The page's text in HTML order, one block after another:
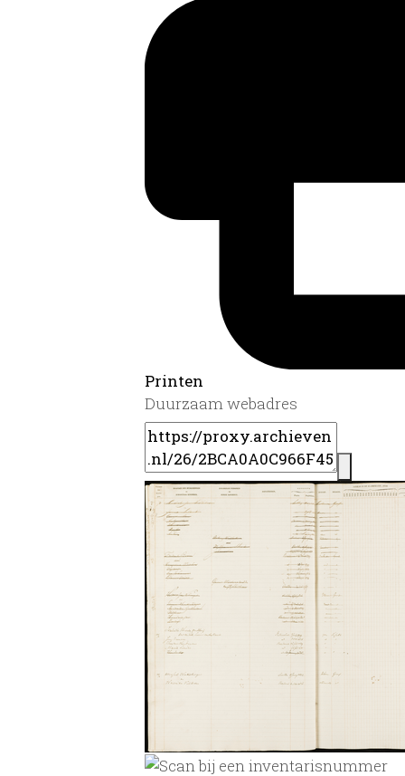
Printen
Duurzaam webadres